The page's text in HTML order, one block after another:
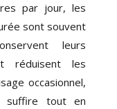
par jour, les
sont souvent
leurs
réduisent les
occasionnel,
suffire tout en